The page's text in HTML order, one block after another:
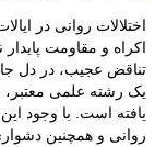
اختلالات روانی در
اکراه و مقاومت
تناقض عجیب، در دل
یک رشته علمی
یافته است. با وجود
روانی و همچنین